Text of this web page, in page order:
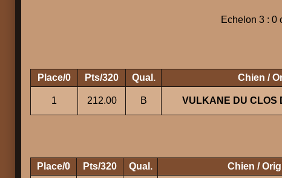
Echelon 3 : 0
Place/0 Pts/320 Qual. Chien /
1 212.00 B VULKANE DU CLOS
Place/0 Pts/320 Qual. Chien /